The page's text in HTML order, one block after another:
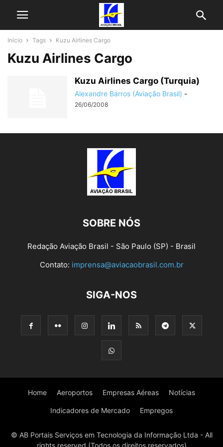
Início Tags Kuzu Airlines Cargo
Kuzu Airlines Cargo
Kuzu Airlines Cargo (Turquia)
Alexandre Barros (Aviação Brasil) -
26/06/2008
SOBRE NÓS
Redação Aviação Brasil - São Paulo (SP) - Brasil
Contato: imprensa@aviacaobrasil.com.br
SIGA-NOS
Home Aeroportos Empresas Aéreas Notícias
Indicadores de Mercado Empregos
© AB Portais Serviços em Tecnologia da Informação Ltda - All
rights reserved (Todos os direitos reservados)